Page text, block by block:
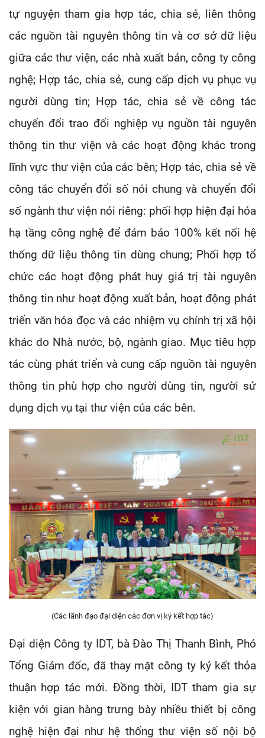
tự nguyện tham gia hợp tác, chia sẻ, liên thông
các nguồn tài nguyên thông tin và cơ sở dữ liệu
giữa các thư viện, các nhà xuất bản, công ty công
nghệ; Hợp tác, chia sẻ, cung cấp dịch vụ phục vụ
người dùng tin; Hợp tác, chia sẻ về công tác
chuyển đổi trao đổi nghiệp vụ nguồn tài nguyên
thông tin thư viện và các hoạt động khác trong
lĩnh vực thư viện của các bên; Hợp tác, chia sẻ về
công tác chuyển đổi số nói chung và chuyển đổi
số ngành thư viện nói riêng: phối hợp hiện đại hóa
hạ tầng công nghệ để đảm bảo 100% kết nối hệ
thống dữ liệu thông tin dùng chung; Phối hợp tổ
chức các hoạt động phát huy giá trị tài nguyên
thông tin như hoạt động xuất bản, hoạt động phát
triển văn hóa đọc và các nhiệm vụ chính trị xã hội
khác do Nhà nước, bộ, ngành giao. Mục tiêu hợp
tác cùng phát triển và cung cấp nguồn tài nguyên
thông tin phù hợp cho người dùng tin, người sử
dụng dịch vụ tại thư viện của các bên.
(Các lãnh đạo đại diện các đơn vị ký kết hợp tác)
Đại diện Công ty IDT, bà Đào Thị Thanh Bình, Phó
Tổng Giám đốc, đã thay mặt công ty ký kết thỏa
thuận hợp tác mới. Đồng thời, IDT tham gia sự
kiện với gian hàng trưng bày nhiều thiết bị công
nghệ hiện đại như hệ thống thư viện số nội bộ